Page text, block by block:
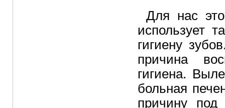
Для нас
использует
гигиену
причина
гигиена.
больная
причину